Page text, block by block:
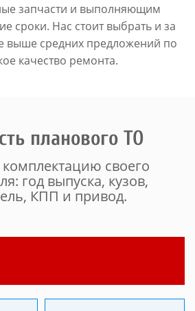
запчасти и выполняющим
сроки. Нас стоит выбрать и за
выше средних предложений по
качество ремонта.
планового ТО
своего
год выпуска, кузов,
КПП и привод.